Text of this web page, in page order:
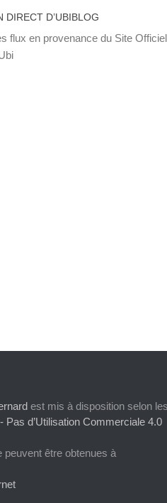
DIRECT D’UBIBLOG
flux en provenance du Site Officiel
est mis à disposition selon les
d’Utilisation Commerciale 4.0
peuvent être obtenues à